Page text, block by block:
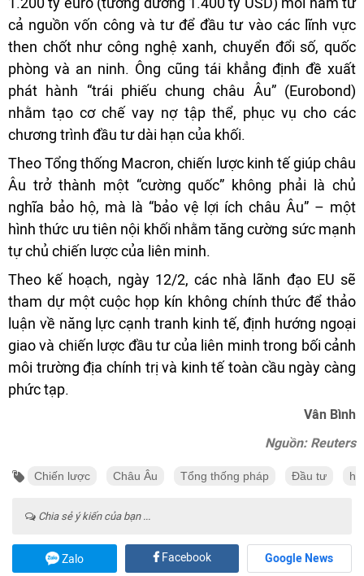
cả nguồn vốn công và tư để đầu tư vào các lĩnh vực
then chốt như công nghệ xanh, chuyển đổi số, quốc
phòng và an ninh. Ông cũng tái khẳng định đề xuất
phát hành “trái phiếu chung châu Âu” (Eurobond)
nhằm tạo cơ chế vay nợ tập thể, phục vụ cho các
chương trình đầu tư dài hạn của khối.
Theo Tổng thống Macron, chiến lược kinh tế giúp châu
Âu trở thành một “cường quốc” không phải là chủ
nghĩa bảo hộ, mà là “bảo vệ lợi ích châu Âu” – một
hình thức ưu tiên nội khối nhằm tăng cường sức mạnh
tự chủ chiến lược của liên minh.
Theo kế hoạch, ngày 12/2, các nhà lãnh đạo EU sẽ
tham dự một cuộc họp kín không chính thức để thảo
luận về năng lực cạnh tranh kinh tế, định hướng ngoại
giao và chiến lược đầu tư của liên minh trong bối cảnh
môi trường địa chính trị và kinh tế toàn cầu ngày càng
phức tạp.
Vân Bình
Nguồn: Reuters
Chiến lược Châu Âu Tổng thống pháp Đầu tư
Chia sẻ ý kiến của bạn ...
Zalo Facebook Google News